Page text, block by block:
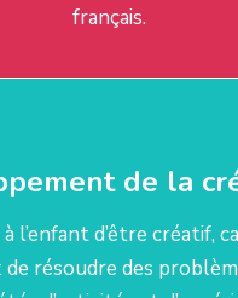
français.
de la
l’enfant d’être créatif,
résoudre des